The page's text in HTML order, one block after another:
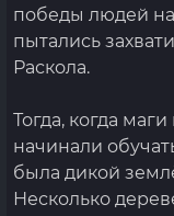
победы людей
пытались
Раскола.
Тогда, когда
начинали
была дикой
Несколько